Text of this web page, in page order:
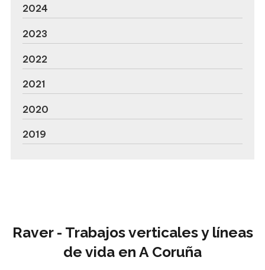
2024
2023
2022
2021
2020
2019
Raver - Trabajos verticales y líneas
de vida en A Coruña